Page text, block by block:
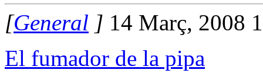
[General ] 14 Març, 2008
El fumador de la pipa